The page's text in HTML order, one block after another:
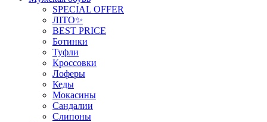
SPECIAL OFFER
ЛІТО✨
BEST PRICE
Ботинки
Туфли
Кроссовки
Лоферы
Кеды
Мокасины
Сандалии
Слипоны